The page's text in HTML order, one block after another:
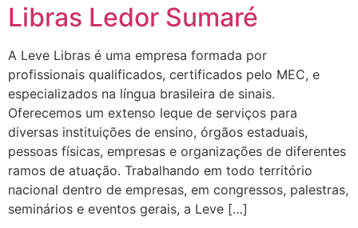
Libras Ledor Sumaré
A Leve Libras é uma empresa formada por
profissionais qualificados, certificados pelo MEC, e
especializados na língua brasileira de sinais.
Oferecemos um extenso leque de serviços para
diversas instituições de ensino, órgãos estaduais,
pessoas físicas, empresas e organizações de diferentes
ramos de atuação. Trabalhando em todo território
nacional dentro de empresas, em congressos, palestras,
seminários e eventos gerais, a Leve […]